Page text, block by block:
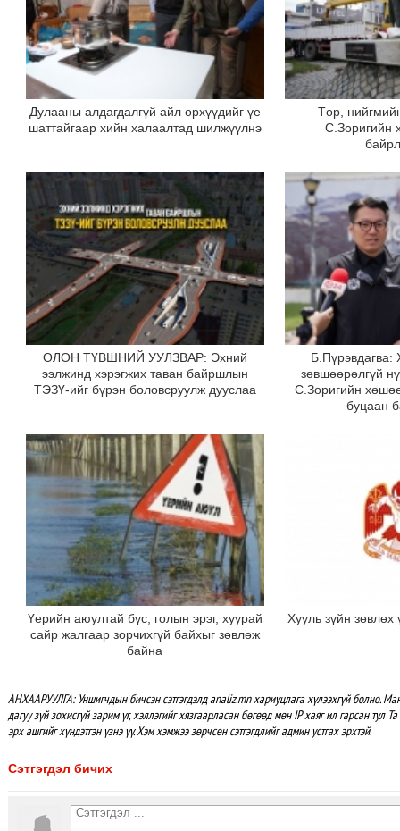
Дулааны алдагдалгүй айл өрхүүдийг үе
шаттайгаар хийн халаалтад шилжүүлнэ
Төр,
С.Зоригийн
ОЛОН ТҮВШНИЙ УУЛЗВАР: Эхний
ээлжинд хэрэгжих таван байршлын
ТЭЗҮ-ийг бүрэн боловсруулж дууслаа
Б.Пүрэвдагва:
зөвшөөрөлгүй
С.Зоригийн
буцаан
Үерийн аюултай бүс, голын эрэг, хуурай
сайр жалгаар зорчихгүй байхыг зөвлөж
байна
Хууль зүйн зөвлөх
АНХААРУУЛГА: Уншигчдын бичсэн сэтгэгдэлд analiz.mn хариуцлага хүлээхгүй болно.
дагуу зүй зохисгүй зарим үг, хэллэгийг хязгаарласан бөгөөд мөн IP хаяг ил гарсан тул
эрх ашгийг хүндэтгэн үзнэ үү. Хэм хэмжээ зөрчсөн сэтгэгдлийг админ устгах эрхтэй.
Сэтгэгдэл бичих